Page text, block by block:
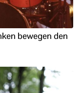
bewegen den